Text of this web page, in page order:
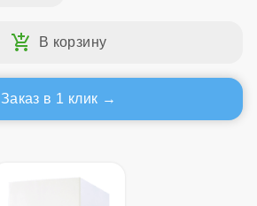
Заказ в 1 клик